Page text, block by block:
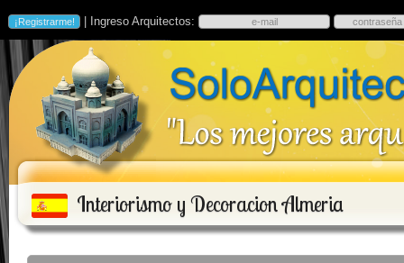
| Ingreso Arquitectos:
Interiorismo y Decoracion Almeria